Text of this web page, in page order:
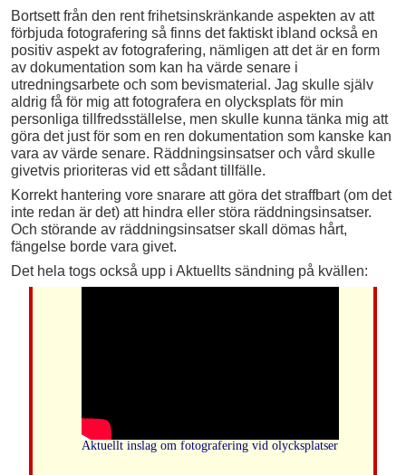
Bortsett från den rent frihetsinskränkande aspekten av att
förbjuda fotografering så finns det faktiskt ibland också en
positiv aspekt av fotografering, nämligen att det är en form
av dokumentation som kan ha värde senare i
utredningsarbete och som bevismaterial. Jag skulle själv
aldrig få för mig att fotografera en olycksplats för min
personliga tillfredsställelse, men skulle kunna tänka mig att
göra det just för som en ren dokumentation som kanske kan
vara av värde senare. Räddningsinsatser och vård skulle
givetvis prioriteras vid ett sådant tillfälle.
Korrekt hantering vore snarare att göra det straffbart (om det
inte redan är det) att hindra eller störa räddningsinsatser.
Och störande av räddningsinsatser skall dömas hårt,
fängelse borde vara givet.
Det hela togs också upp i Aktuellts sändning på kvällen:
Aktuellt inslag om fotografering vid olycksplatser